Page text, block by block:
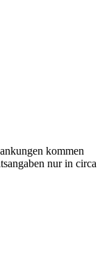
kommen
nur in circa